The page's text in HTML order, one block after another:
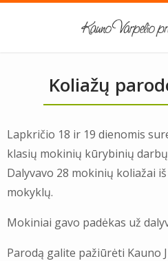
Koliažų
Lapkričio 18 ir 19 dienomis
klasių mokinių kūrybinių
Dalyvavo 28 mokinių koliažai
mokyklų.
Mokiniai gavo padėkas už
Parodą galite pažiūrėti Kauno